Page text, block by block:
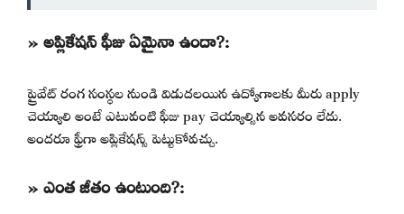
» అప్లికేషన్ ఫీజు ఏమైనా ఉందా?:
ప్రైవేట్ రంగ సంస్థల నుండి విడుదలయిన ఉద్యోగాలకు మీరు apply
చెయ్యాలి అంటే ఎటువంటి ఫీజు pay చెయ్యాల్సిన అవసరం లేదు.
అందరూ ఫ్రీగా అప్లికేషన్స్ పెట్టుకోవచ్చు.
» ఎంత జీతం ఉంటుంది?: